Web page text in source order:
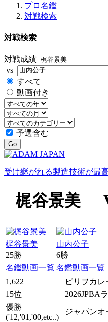
プロ名鑑
対戦検索
対戦検索
対戦成績
vs
すべて
動画付き
予選含む
Go
受け継がれる製造技術が最
梶谷景美
梶谷景美
25勝
山内公子
6勝
名鑑動画一覧 名鑑動画一覧
1,622
ビリヲカ
15位
2026JPBA
優勝
('12,'01,'00,etc..)
ジャパン